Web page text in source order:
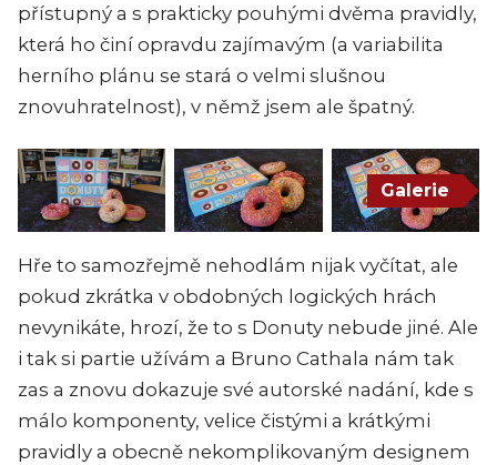
přístupný a s prakticky pouhými dvěma pravidly,
která ho činí opravdu zajímavým (a variabilita
herního plánu se stará o velmi slušnou
znovuhratelnost), v němž jsem ale špatný.
Galerie
Hře to samozřejmě nehodlám nijak vyčítat, ale
pokud zkrátka v obdobných logických hrách
nevynikáte, hrozí, že to s Donuty nebude jiné. Ale
i tak si partie užívám a Bruno Cathala nám tak
zas a znovu dokazuje své autorské nadání, kde s
málo komponenty, velice čistými a krátkými
pravidly a obecně nekomplikovaným designem